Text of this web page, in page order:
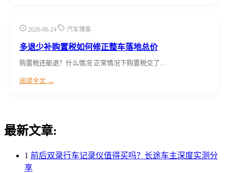
2026-06-24 汽车博客
多退少补购置税如何修正整车落地总价
购置税还能退？什么情况 正常情况下购置税交了…
阅读全文 →
最新文章:
1 前后双录行车记录仪值得买吗？长途车主深度实测分
享